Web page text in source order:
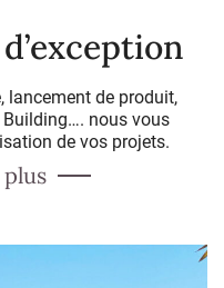
lancement de produit,
Building…. nous vous
de vos projets.